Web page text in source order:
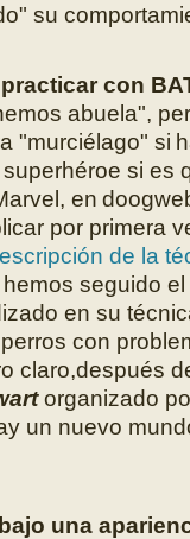
su
con
abuela",
"murciélago" si
si es
en
por primera
de la
seguido
en su
con
claro,después
organizado
un nuevo
una